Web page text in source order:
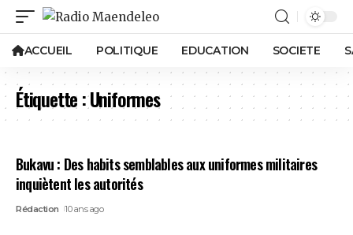
ACCUEIL POLITIQUE EDUCATION SOCIETE
Étiquette :Uniformes
Bukavu : Des habits semblables aux uniformes militaires
inquiètent les autorités
Rédaction 10 ans ago